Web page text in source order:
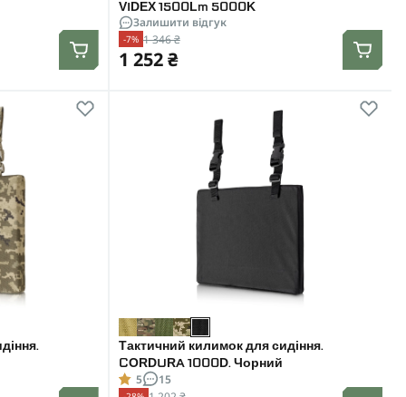
VIDEX 1500Lm 5000K
Залишити відгук
-7% 1 346 ₴
1 252 ₴
Тактичний килимок для сидіння.
CORDURA 1000D. Чорний
5 15